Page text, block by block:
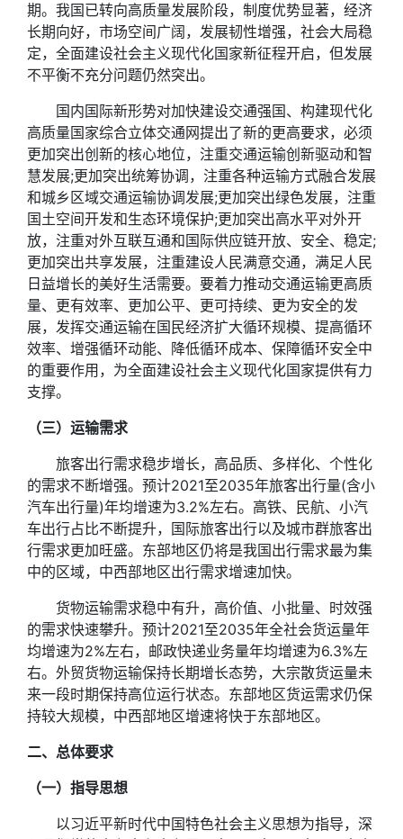
期。我国已转向高质量发展阶段，制度优势显著，经济
长期向好，市场空间广阔，发展韧性增强，社会大局稳
定，全面建设社会主义现代化国家新征程开启，但发展
不平衡不充分问题仍然突出。
国内国际新形势对加快建设交通强国、构建现代化
高质量国家综合立体交通网提出了新的更高要求，必须
更加突出创新的核心地位，注重交通运输创新驱动和智
慧发展;更加突出统筹协调，注重各种运输方式融合发展
和城乡区域交通运输协调发展;更加突出绿色发展，注重
国土空间开发和生态环境保护;更加突出高水平对外开
放，注重对外互联互通和国际供应链开放、安全、稳定;
更加突出共享发展，注重建设人民满意交通，满足人民
日益增长的美好生活需要。要着力推动交通运输更高质
量、更有效率、更加公平、更可持续、更为安全的发
展，发挥交通运输在国民经济扩大循环规模、提高循环
效率、增强循环动能、降低循环成本、保障循环安全中
的重要作用，为全面建设社会主义现代化国家提供有力
支撑。
（三）运输需求
旅客出行需求稳步增长，高品质、多样化、个性化
的需求不断增强。预计2021至2035年旅客出行量(含小
汽车出行量)年均增速为3.2%左右。高铁、民航、小汽
车出行占比不断提升，国际旅客出行以及城市群旅客出
行需求更加旺盛。东部地区仍将是我国出行需求最为集
中的区域，中西部地区出行需求增速加快。
货物运输需求稳中有升，高价值、小批量、时效强
的需求快速攀升。预计2021至2035年全社会货运量年
均增速为2%左右，邮政快递业务量年均增速为6.3%左
右。外贸货物运输保持长期增长态势，大宗散货运量未
来一段时期保持高位运行状态。东部地区货运需求仍保
持较大规模，中西部地区增速将快于东部地区。
二、总体要求
（一）指导思想
以习近平新时代中国特色社会主义思想为指导，深